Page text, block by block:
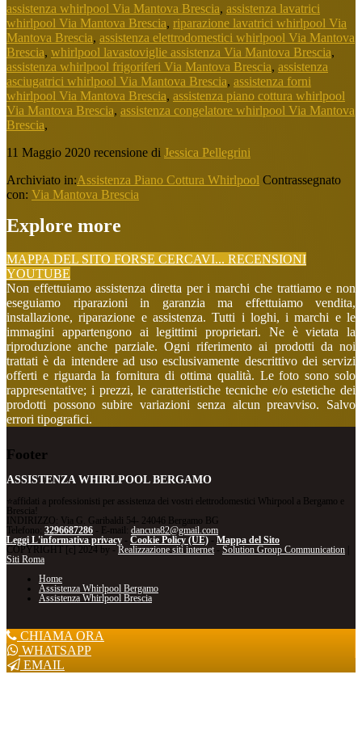
assistenza whirlpool Via Mantova Brescia, assistenza lavatrici
whirlpool Via Mantova Brescia, riparazione lavatrici whirlpool Via
Mantova Brescia, assistenza elettrodomestici whirlpool Via Mantova
Brescia, whirlpool lavastoviglie assistenza Via Mantova Brescia,
assistenza whirlpool frigoriferi Via Mantova Brescia, assistenza
asciugatrici whirlpool Via Mantova Brescia, assistenza forni
whirlpool Via Mantova Brescia, assistenza piano cottura whirlpool
Via Mantova Brescia, assistenza congelatore whirlpool Via Mantova
Brescia,
11 Maggio 2020 recensione di Jessica Pellegrini
Archiviato in:Assistenza Piano Cottura Whirlpool Contrassegnato
con: Via Mantova Brescia
Explore more
MAPPA DEL SITO FORSE CERCAVI... RECENSIONI
YOUTUBE
Non effettuiamo assistenza diretta per i marchi che trattiamo e non
eseguiamo riparazioni in garanzia ma effettuiamo vendita,
installazione, riparazione e assistenza. Tutti i loghi, i marchi e le
immagini appartengono ai legittimi proprietari. Ne è vietata la
riproduzione anche parziale. Ogni riferimento ai prodotti da noi
trattati è da intendere ad uso esclusivamente descrittivo dei servizi
offerti e riguarda la fornitura di ottima qualità. Le foto sono solo
rappresentative; i prezzi, le caratteristiche tecniche e/o estetiche dei
prodotti possono subire variazioni senza alcun preavviso. Salvo
errori tipografici.
Footer
ASSISTENZA WHIRLPOOL BERGAMO
⭐affidati a professionisti per assistenza dei vostri elettrodomestici Whirpool a Bergamo e
Brescia!
INDIRIZZO: Via G. Garibaldi 54- 24046 Bergamo BG
Telefono: 3296687286 - E-mail: dancuta82@gmail.com
Leggi L'informativa privacy - Cookie Policy (UE) - Mappa del Sito
COPYRIGHT [c] 2024 by - Realizzazione siti internet- Solution Group Communication
Siti Roma
Home
Assistenza Whirlpool Bergamo
Assistenza Whirlpool Brescia
CHIAMA ORA
WHATSAPP
EMAIL